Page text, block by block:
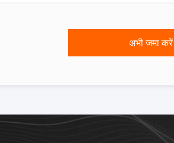
अभी जमा करें